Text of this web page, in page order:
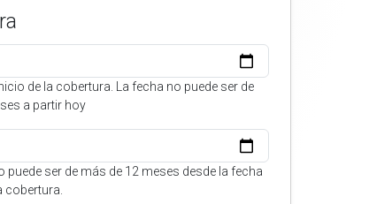
de la cobertura. La fecha no puede ser de
a partir hoy
puede ser de más de 12 meses desde la fecha
cobertura.